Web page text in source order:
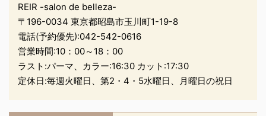
（木）
am10:00~pm5:00 時
短営業 １月１日
（金）
お正月休み １月２日
（土） お
REIR -salon de belleza-
〒196-0034 東京都昭島市玉川町1-19-8
電話(予約優先):042-542-0616
営業時間:10：00～18：00
ラスト:パーマ、カラー:16:30 カット:17:30
定休日:毎週火曜日、第2・4・5水曜日、月曜日の祝日